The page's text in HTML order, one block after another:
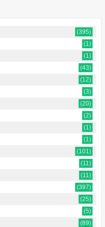
(395)
(1)
(1)
(43)
(12)
(3)
(20)
(2)
(1)
(1)
(101)
(11)
(11)
(397)
(25)
(5)
(89)